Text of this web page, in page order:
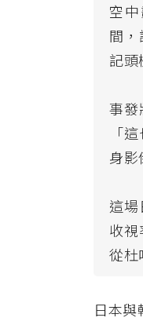
空
間
記頭
事發
「
身
這
收
從杜
日本